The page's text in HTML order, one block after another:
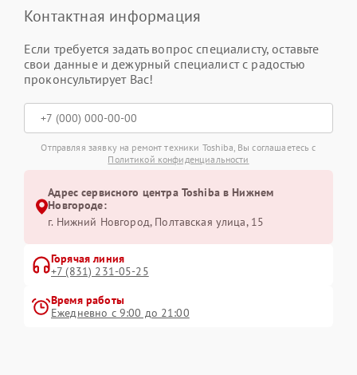
Контактная информация
Если требуется задать вопрос специалисту, оставьте
свои данные и дежурный специалист с радостью
проконсультирует Вас!
Отправляя заявку на ремонт техники Toshiba, Вы соглашаетесь с
Политикой конфиденциальности
Адрес сервисного центра Toshiba в Нижнем
Новгороде:
г. Нижний Новгород, Полтавская улица, 15
Горячая линия
+7 (831) 231-05-25
Время работы
Ежедневно с 9:00 до 21:00